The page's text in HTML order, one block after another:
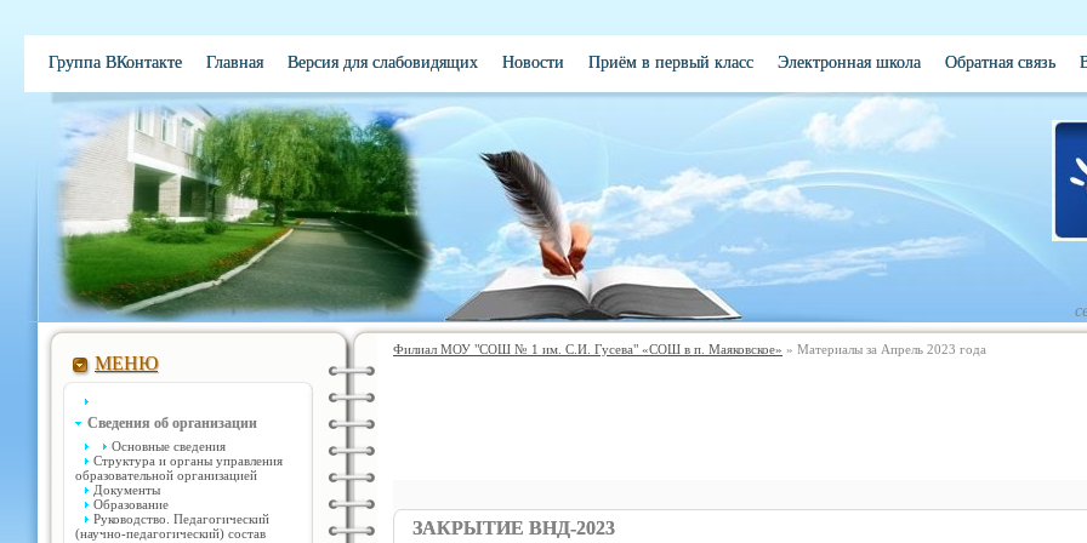
Группа ВКонтакте Главная Версия для слабовидящих Новости Приём в первый класс Электронная школа Обратная связь
МЕНЮ
Сведения об организации
Основные сведения
Структура и органы управления
образовательной организацией
Документы
Образование
Руководство. Педагогический
(научно-педагогический) состав
Филиал МОУ "СОШ № 1 им. С.И. Гусева" «СОШ в п. Маяковское» » Материалы за Апрель 2023 года
ЗАКРЫТИЕ ВНД-2023